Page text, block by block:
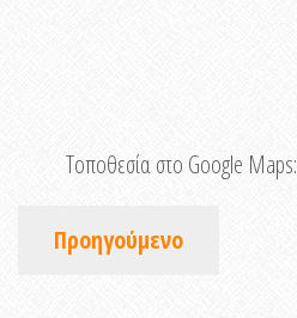
Τοποθεσία στο Google Maps:
Προηγούμενο